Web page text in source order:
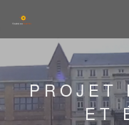
PROJET
ET